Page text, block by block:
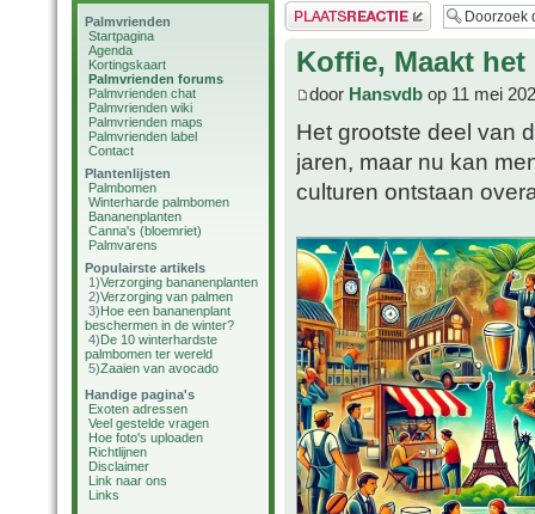
Palmvrienden
Startpagina
Agenda
Kortingskaart
Palmvrienden forums
Palmvrienden chat
Palmvrienden wiki
Palmvrienden maps
Palmvrienden label
Contact
Plantenlijsten
Palmbomen
Winterharde palmbomen
Bananenplanten
Canna's (bloemriet)
Palmvarens
Populairste artikels
1)Verzorging bananenplanten
2)Verzorging van palmen
3)Hoe een bananenplant
beschermen in de winter?
4)De 10 winterhardste
palmbomen ter wereld
5)Zaaien van avocado
Handige pagina's
Exoten adressen
Veel gestelde vragen
Hoe foto's uploaden
Richtlijnen
Disclaimer
Link naar ons
Links
Plaats een reactie
Koffie, Maakt het
door Hansvdb op 11 mei
Het grootste deel van
jaren, maar nu kan
culturen ontstaan